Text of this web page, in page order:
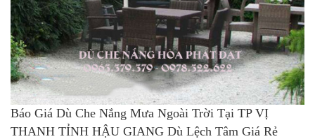
Báo Giá Dù Che Nắng Mưa Ngoài Trời Tại TP VỊ
THANH TỈNH HẬU GIANG Dù Lệch Tâm Giá Rẻ